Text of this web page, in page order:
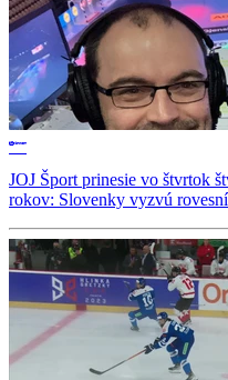
JOJ Šport prinesie vo štvrtok
rokov: Slovenky vyzvú